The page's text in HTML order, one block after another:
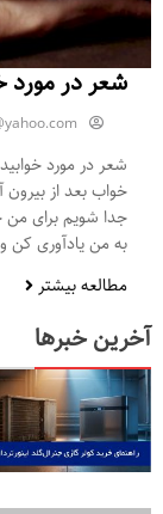
شعر در مورد
شعر در مورد
خواب بعد از
جدا شویم برای
به من یادآوری کن
مطالعه بیشتر
آخرین خبرها